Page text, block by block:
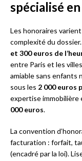
spécialisé
Les honoraires
complexité du
et 300 euros de
entre Paris et les
amiable sans enfants
sous les 2 000 euros
expertise immobilière
000 euros.
La convention
facturation : forfait,
(encadré par la loi).